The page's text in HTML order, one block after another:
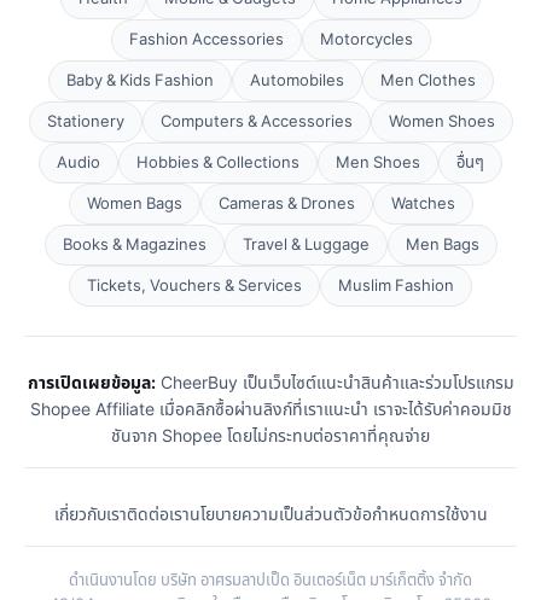
Fashion Accessories
Motorcycles
Baby & Kids Fashion
Automobiles
Men Clothes
Stationery
Computers & Accessories
Women Shoes
Audio
Hobbies & Collections Men Shoes
อื่นๆ
Women Bags
Cameras & Drones
Watches
Books & Magazines
Travel & Luggage
Men Bags
Tickets, Vouchers & Services
Muslim Fashion
การเปิดเผยข้อมูล:CheerBuy เป็นเว็บไซต์แนะนำสินค้าและร่วมโปรแกรม
Shopee Affiliate เมื่อคลิกซื้อผ่านลิงก์ที่เราแนะนำ เราจะได้รับค่าคอมมิช
ชันจาก Shopee โดยไม่กระทบต่อราคาที่คุณจ่าย
เกี่ยวกับเราติดต่อเรานโยบายความเป็นส่วนตัวข้อกำหนดการใช้งาน
ดำเนินงานโดย บริษัท อาศรมลาปเป็ด อินเตอร์เน็ต มาร์เก็ตติ้ง จำกัด